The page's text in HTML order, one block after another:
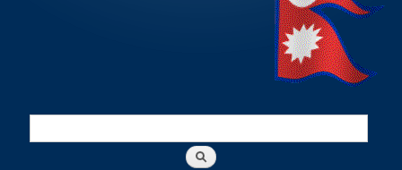
Search